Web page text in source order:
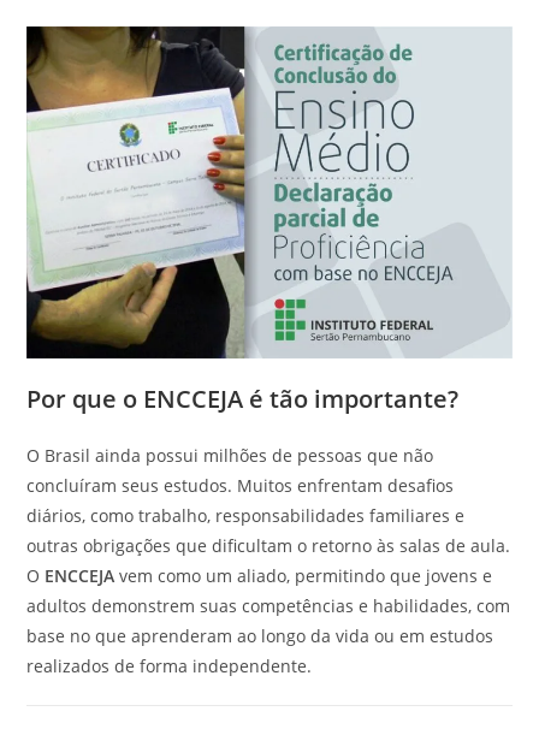
Por que o ENCCEJA é tão importante?
O Brasil ainda possui milhões de pessoas que não
concluíram seus estudos. Muitos enfrentam desafios
diários, como trabalho, responsabilidades familiares e
outras obrigações que dificultam o retorno às salas de aula.
O ENCCEJA vem como um aliado, permitindo que jovens e
adultos demonstrem suas competências e habilidades, com
base no que aprenderam ao longo da vida ou em estudos
realizados de forma independente.